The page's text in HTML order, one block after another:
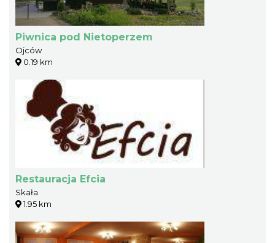
Piwnica pod Nietoperzem
Ojców
0.19 km
Restauracja Efcia
Skała
1.95 km